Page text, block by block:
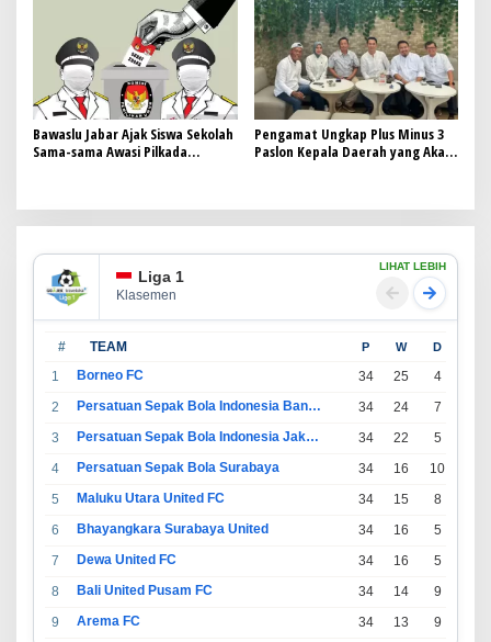
Bawaslu Jabar Ajak Siswa Sekolah
Sama-sama Awasi Pilkada
Pengamat Ungkap Plus Minus 3
Paslon Kepala Daerah yang Akan
Liga 1
Klasemen
LIHAT LEBIH
# TEAM P W D
1 Borneo FC 34 25 4
2
Persatuan Sepak Bola Indonesia Bandung 34 24 7
3
Persatuan Sepak Bola Indonesia Jakarta 34 22 5
4
Persatuan Sepak Bola Surabaya 34 16 10
5
Maluku Utara United FC 34 15 8
6
Bhayangkara Surabaya United 34 16 5
7
Dewa United FC 34 16 5
8
Bali United Pusam FC 34 14 9
9
Arema FC 34 13 9